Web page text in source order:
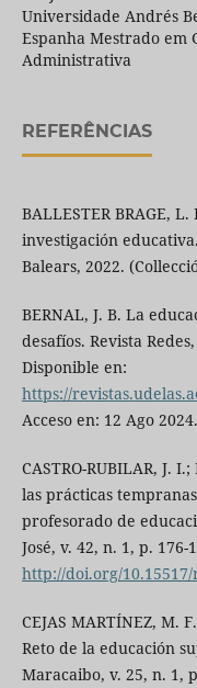
Universidade Andrés
Espanha Mestrado em
Administrativa
REFERÊNCIAS
BALLESTER BRAGE,
investigación
Balears, 2022.
BERNAL, J. B. La
desafíos. Revista
Disponible en:
https://
Acceso en: 12 Ago 2024.
CASTRO-RUBILAR, J.
las prácticas
profesorado de
José, v. 42, n. 1, p. 176-
http://doi.org/
CEJAS MARTÍNEZ, M.
Reto de la educación
Maracaibo, v. 25, n. 1,